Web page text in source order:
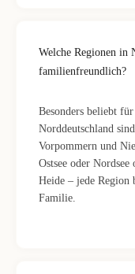
Welche Regionen in
familienfreundlich?
Besonders beliebt
Norddeutschland
Vorpommern und
Ostsee oder
Heide – jede Region
Familie.